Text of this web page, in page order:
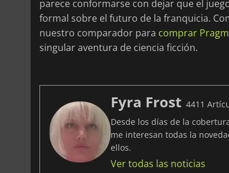
parece conformarse con dejar que el
formal sobre el futuro de la franquicia.
nuestro comparador para comprar
singular aventura de ciencia ficción.
Fyra Frost 4411
Desde los días de la
me interesan todas la
ellos.
Ver todas las noticias